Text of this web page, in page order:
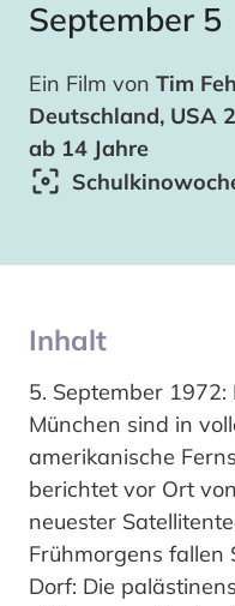
September 5
Ein Film von Tim
Deutschland, USA
ab 14 Jahre
Inhalt
5. September 1972:
München sind in
amerikanische
berichtet vor Ort
neuester
Frühmorgens fallen
Dorf: Die